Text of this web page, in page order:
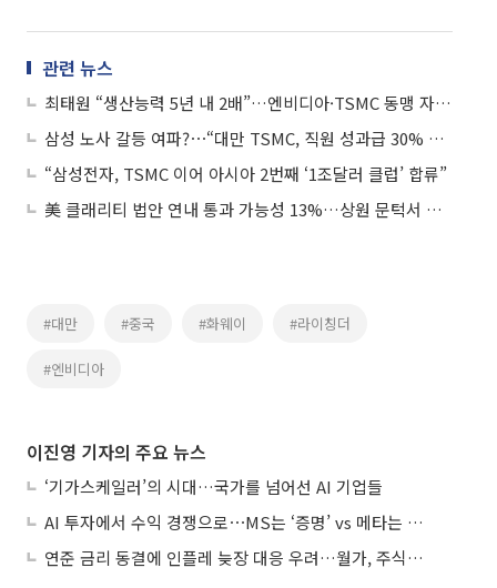
관련 뉴스
최태원 “생산능력 5년 내 2배”…엔비디아·TSMC 동맹 자신감
삼성 노사 갈등 여파?⋯“대만 TSMC, 직원 성과급 30% 인상”
“삼성전자, TSMC 이어 아시아 2번째 ‘1조달러 클럽’ 합류”
美 클래리티 법안 연내 통과 가능성 13%…상원 문턱서 제동
#대만 #중국 #화웨이 #라이칭더
#엔비디아
이진영 기자의 주요 뉴스
‘기가스케일러’의 시대…국가를 넘어선 AI 기업들
AI 투자에서 수익 경쟁으로⋯MS는 ‘증명’ vs 메타는 ‘숙제’
연준 금리 동결에 인플레 늦장 대응 우려…월가, 주식도 채권도 던졌다